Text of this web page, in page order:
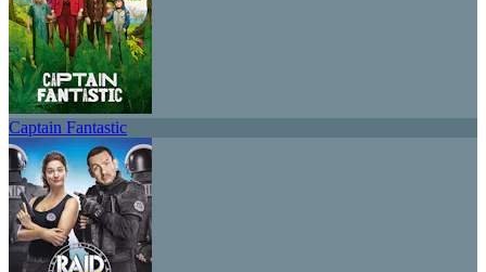
Captain Fantastic